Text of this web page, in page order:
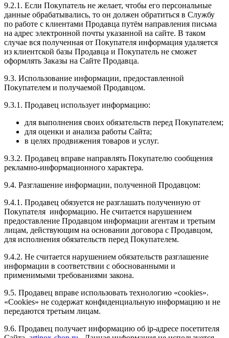
9.2.1. Если Покупатель не желает, чтобы его персональные
данные обрабатывались, то он должен обратиться в Службу
по работе с клиентами Продавца путём направления письма
на адрес электронной почты указанной на сайте. В таком
случае вся полученная от Покупателя информация удаляется
из клиентской базы Продавца и Покупатель не сможет
оформлять Заказы на Сайте Продавца.
9.3. Использование информации, предоставленной
Покупателем и получаемой Продавцом.
9.3.1. Продавец использует информацию:
для выполнения своих обязательств перед Покупателем;
для оценки и анализа работы Сайта;
в целях продвижения товаров и услуг.
9.3.2. Продавец вправе направлять Покупателю сообщения
рекламно-информационного характера.
9.4. Разглашение информации, полученной Продавцом:
9.4.1. Продавец обязуется не разглашать полученную от
Покупателя информацию. Не считается нарушением
предоставление Продавцом информации агентам и третьим
лицам, действующим на основании договора с Продавцом,
для исполнения обязательств перед Покупателем.
9.4.2. Не считается нарушением обязательств разглашение
информации в соответствии с обоснованными и
применимыми требованиями закона.
9.5. Продавец вправе использовать технологию «cookies».
«Cookies» не содержат конфиденциальную информацию и не
передаются третьим лицам.
9.6. Продавец получает информацию об ip-адресе посетителя